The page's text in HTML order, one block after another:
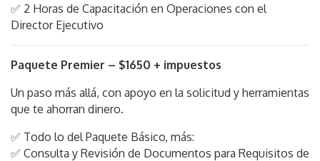
✅ 2 Horas de Capacitación en Operaciones con el
Director Ejecutivo
Paquete Premier – $1650 + impuestos
Un paso más allá, con apoyo en la solicitud y herramientas
que te ahorran dinero.
✅ Todo lo del Paquete Básico, más:
✅ Consulta y Revisión de Documentos para Requisitos de